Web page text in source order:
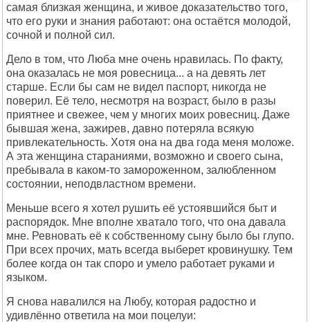
самая близкая женщина, и живое доказательство того,
что его руки и знания работают: она остаётся молодой,
сочной и полной сил.
Дело в том, что Люба мне очень нравилась. По факту,
она оказалась не моя ровесница... а на девять лет
старше. Если бы сам не видел паспорт, никогда не
поверил. Её тело, несмотря на возраст, было в разы
приятнее и свежее, чем у многих моих ровесниц. Даже
бывшая жена, зажирев, давно потеряла всякую
привлекательность. Хотя она на два года меня моложе.
А эта женщина стараниями, возможно и своего сына,
пребывала в каком-то замороженном, залюбленном
состоянии, неподвластном времени.
Меньше всего я хотел рушить её устоявшийся быт и
распорядок. Мне вполне хватало того, что она давала
мне. Ревновать её к собственному сыну было бы глупо.
При всех прочих, мать всегда выберет кровинушку. Тем
более когда он так споро и умело работает руками и
языком.
Я снова навалился на Любу, которая радостно и
удивлённо ответила на мои поцелуи: